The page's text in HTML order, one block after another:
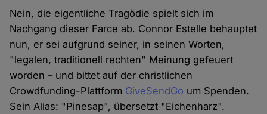
Nein, die eigentliche Tragödie spielt sich im
Nachgang dieser Farce ab. Connor Estelle behauptet
nun, er sei aufgrund seiner, in seinen Worten,
"legalen, traditionell rechten" Meinung gefeuert
worden – und bittet auf der christlichen
Crowdfunding-Plattform GiveSendGo um Spenden.
Sein Alias: "Pinesap", übersetzt "Eichenharz".